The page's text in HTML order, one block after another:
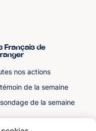
Français de
nos actions
de la semaine
de la semaine